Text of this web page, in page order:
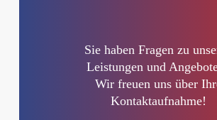
Sie haben Fragen zu
Leistungen und
Wir freuen uns über
Kontaktaufnahme!